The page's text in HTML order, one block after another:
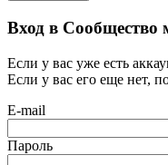
Вход в Сообщество
Если у вас уже есть
Если у вас его еще нет,
E-mail
Пароль